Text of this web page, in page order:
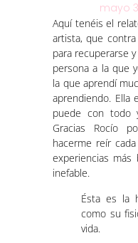
mayo
Aquí tenéis el
artista, que
para recuperarse
persona a la que
la que aprendí
aprendiendo.
puede con todo
Gracias Rocío
hacerme reír
experiencias más
inefable.
Ésta es la
como su
vida.